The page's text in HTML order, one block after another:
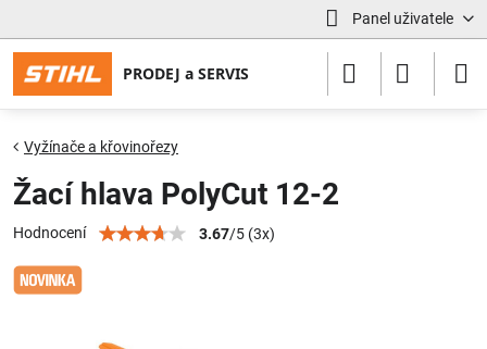
Panel uživatele
Vyžínače a křovinořezy
Žací hlava PolyCut 12-2
Hodnocení 3.67/5 (3x)